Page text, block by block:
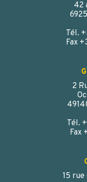
42
Tél.
Fax
2
Tél.
Fax
15 rue